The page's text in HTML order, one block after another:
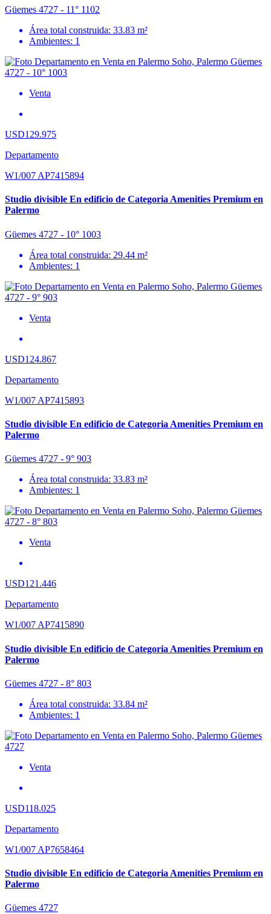
Güemes 4727 - 11° 1102
Área total construida: 33.83 m²
Ambientes: 1
Venta
USD129.975
Departamento
W1/007 AP7415894
Studio divisible En edificio de Categoria Amenities Premium en
Palermo
Güemes 4727 - 10° 1003
Área total construida: 29.44 m²
Ambientes: 1
Venta
USD124.867
Departamento
W1/007 AP7415893
Studio divisible En edificio de Categoria Amenities Premium en
Palermo
Güemes 4727 - 9° 903
Área total construida: 33.83 m²
Ambientes: 1
Venta
USD121.446
Departamento
W1/007 AP7415890
Studio divisible En edificio de Categoria Amenities Premium en
Palermo
Güemes 4727 - 8° 803
Área total construida: 33.84 m²
Ambientes: 1
Venta
USD118.025
Departamento
W1/007 AP7658464
Studio divisible En edificio de Categoria Amenities Premium en
Palermo
Güemes 4727